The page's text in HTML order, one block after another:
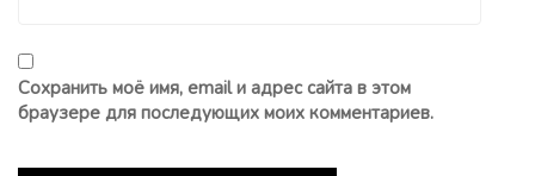
Сохранить моё имя, email и адрес сайта в этом
браузере для последующих моих комментариев.